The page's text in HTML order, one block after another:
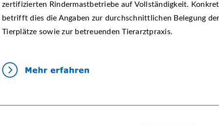
zertifizierten Rindermastbetriebe auf Vollständigkeit. Konkret
betrifft dies die Angaben zur durchschnittlichen Belegung
Tierplätze sowie zur betreuenden Tierarztpraxis.